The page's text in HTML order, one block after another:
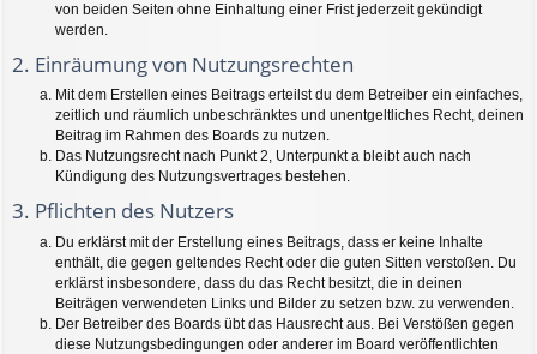
von beiden Seiten ohne Einhaltung einer Frist jederzeit gekündigt
werden.
2. Einräumung von Nutzungsrechten
Mit dem Erstellen eines Beitrags erteilst du dem Betreiber ein einfaches,
zeitlich und räumlich unbeschränktes und unentgeltliches Recht, deinen
Beitrag im Rahmen des Boards zu nutzen.
Das Nutzungsrecht nach Punkt 2, Unterpunkt a bleibt auch nach
Kündigung des Nutzungsvertrages bestehen.
3. Pflichten des Nutzers
Du erklärst mit der Erstellung eines Beitrags, dass er keine Inhalte
enthält, die gegen geltendes Recht oder die guten Sitten verstoßen. Du
erklärst insbesondere, dass du das Recht besitzt, die in deinen
Beiträgen verwendeten Links und Bilder zu setzen bzw. zu verwenden.
Der Betreiber des Boards übt das Hausrecht aus. Bei Verstößen gegen
diese Nutzungsbedingungen oder anderer im Board veröffentlichten